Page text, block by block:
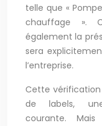
telle que «
chauffage ».
également la
sera
l’entreprise.
Cette
de labels,
courante.